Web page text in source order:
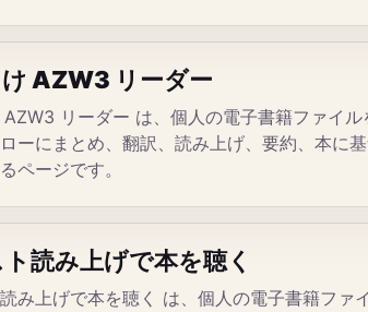
AZW3 リーダー
AZW3 リーダー は、個人の電子書籍ファイ
ーにまとめ、翻訳、読み上げ、要約、本に
ページです。
読み上げで本を聴く
み上げで本を聴く は、個人の電子書籍ファ